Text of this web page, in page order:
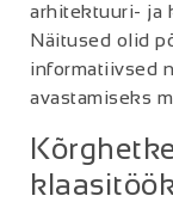
arhitektuuri- ja
Näitused olid
informatiivsed
avastamiseks